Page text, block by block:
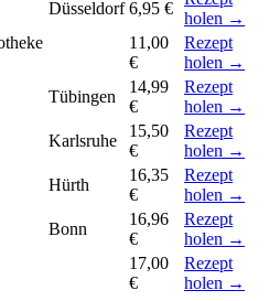
Düsseldorf 6,95 €
holen →
11,00
€
Rezept
holen →
Tübingen
14,99
€
Rezept
holen →
Karlsruhe
15,50
€
Rezept
holen →
Hürth
16,35
€
Rezept
holen →
Bonn
16,96
€
Rezept
holen →
17,00
€
Rezept
holen →